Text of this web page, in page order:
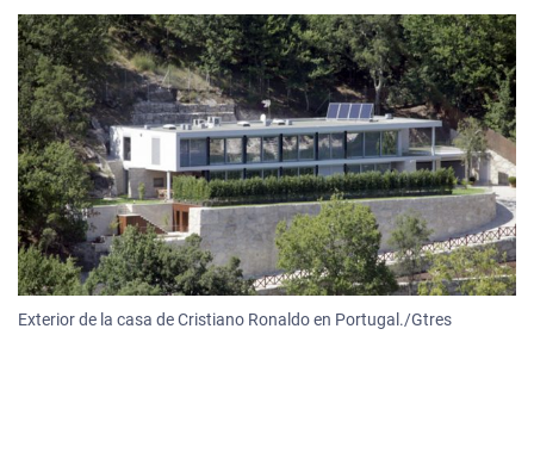
Exterior de la casa de Cristiano Ronaldo en Portugal./Gtres